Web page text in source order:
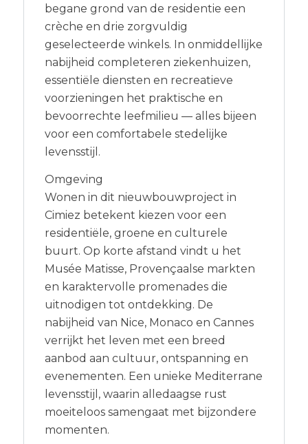
begane grond van de residentie een
crèche en drie zorgvuldig
geselecteerde winkels. In onmiddellijke
nabijheid completeren ziekenhuizen,
essentiële diensten en recreatieve
voorzieningen het praktische en
bevoorrechte leefmilieu — alles bijeen
voor een comfortabele stedelijke
levensstijl.
Omgeving
Wonen in dit nieuwbouwproject in
Cimiez betekent kiezen voor een
residentiële, groene en culturele
buurt. Op korte afstand vindt u het
Musée Matisse, Provençaalse markten
en karaktervolle promenades die
uitnodigen tot ontdekking. De
nabijheid van Nice, Monaco en Cannes
verrijkt het leven met een breed
aanbod aan cultuur, ontspanning en
evenementen. Een unieke Mediterrane
levensstijl, waarin alledaagse rust
moeiteloos samengaat met bijzondere
momenten.